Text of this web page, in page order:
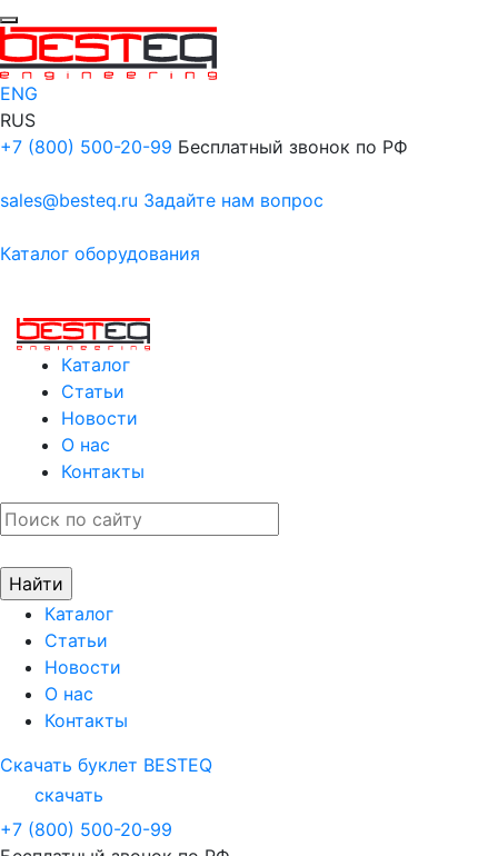
ENG
RUS
+7 (800) 500-20-99 Бесплатный звонок по РФ
sales@besteq.ru Задайте нам вопрос
Каталог оборудования
Каталог
Статьи
Новости
О нас
Контакты
Каталог
Статьи
Новости
О нас
Контакты
Скачать буклет BESTEQ
скачать
+7 (800) 500-20-99